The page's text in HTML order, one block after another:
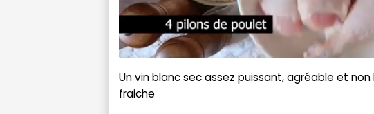
Un vin blanc sec assez puissant, agréable et
fraiche